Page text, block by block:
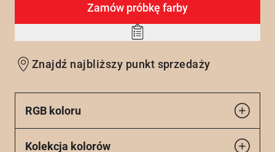
Zamów próbkę farby
Add
wishlist
Znajdź najbliższy punkt sprzedaży
RGB koloru
Kolekcja kolorów